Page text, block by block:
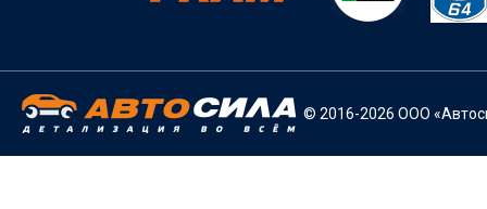
© 2016-2026 ООО